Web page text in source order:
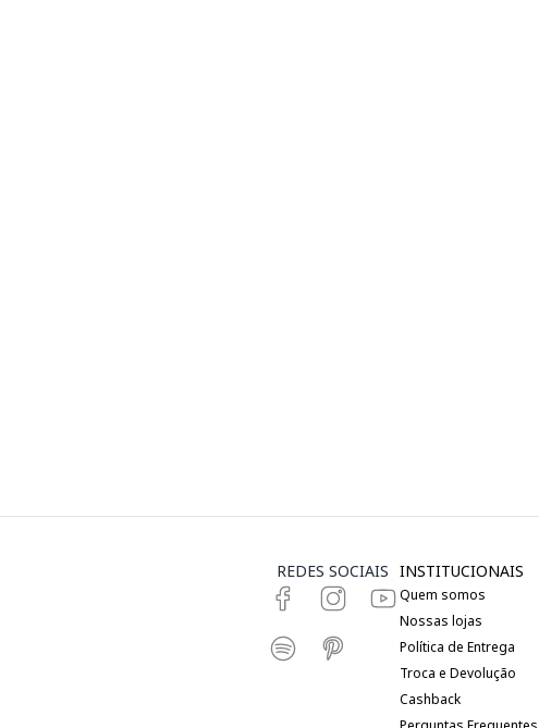
REDES SOCIAIS INSTITUCIONAIS
Quem somos
Nossas lojas
Política de Entrega
Troca e Devolução
Cashback